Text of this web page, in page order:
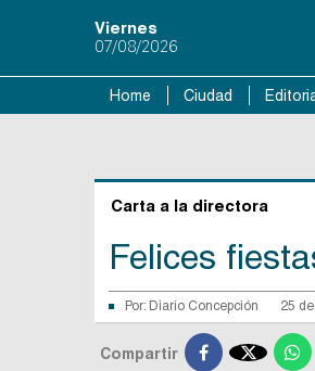
Viernes
07/08/2026
Home Ciudad
Carta a la directora
Felices
Por: Diario Concepción 25
Compartir 